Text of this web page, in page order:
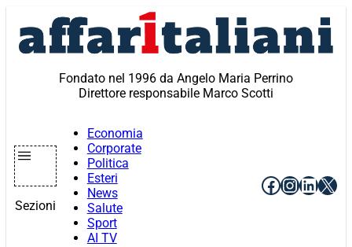
contenuto
Fondato nel 1996 da Angelo Maria Perrino
Direttore responsabile Marco Scotti
Sezioni
Economia
Corporate
Politica
Esteri
News
Salute
Sport
AI TV
Facebook
X